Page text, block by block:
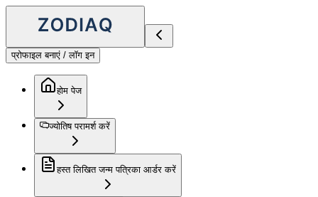
प्रोफाइल बनाएं / लॉग इन
होम पेज
ज्योतिष परामर्श करें
हस्त लिखित जन्म पत्रिका आर्डर करें